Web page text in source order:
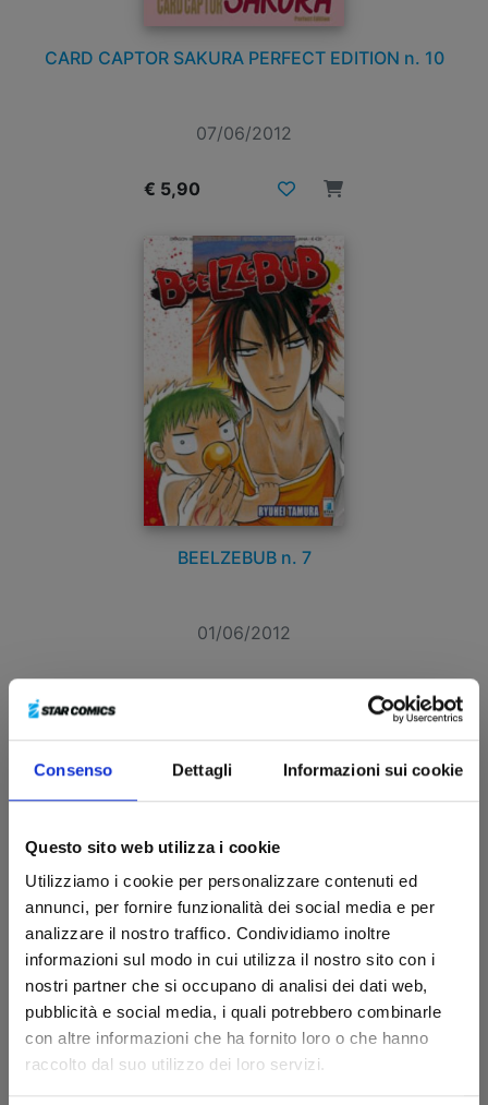
Consenso Dettagli Informazioni sui cookie
Questo sito web utilizza i cookie
Utilizziamo i cookie per personalizzare contenuti ed
annunci, per fornire funzionalità dei social media e per
analizzare il nostro traffico. Condividiamo inoltre
informazioni sul modo in cui utilizza il nostro sito con i
nostri partner che si occupano di analisi dei dati web,
pubblicità e social media, i quali potrebbero combinarle
con altre informazioni che ha fornito loro o che hanno
raccolto dal suo utilizzo dei loro servizi.
CARD CAPTOR SAKURA PERFECT EDITION n. 10
07/06/2012
€ 5,90
BEELZEBUB n. 7
01/06/2012
DRAGON BALL EVERGREEN EDITION n. 8